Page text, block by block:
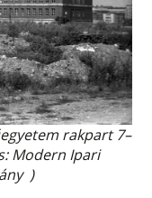
rakpart 7–
Modern Ipari
)